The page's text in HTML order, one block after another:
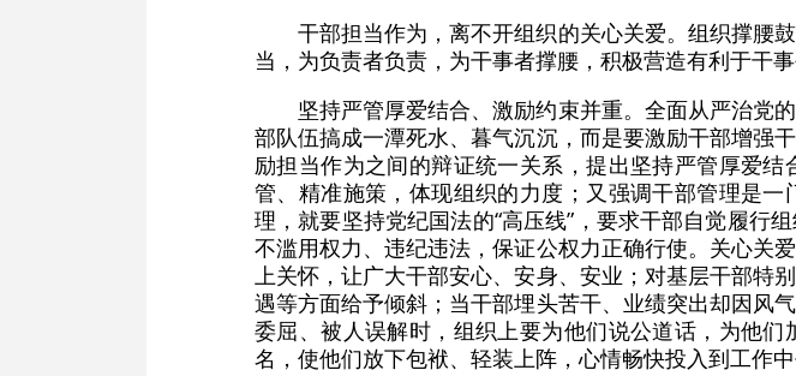
干部担当作为，离不开组织的关心关爱。组织撑腰
当，为负责者负责，为干事者撑腰，积极营造有利于干事
坚持严管厚爱结合、激励约束并重。全面从严治党
部队伍搞成一潭死水、暮气沉沉，而是要激励干部增强
励担当作为之间的辩证统一关系，提出坚持严管厚爱
管、精准施策，体现组织的力度；又强调干部管理是
理，就要坚持党纪国法的“高压线”，要求干部自觉履行
不滥用权力、违纪违法，保证公权力正确行使。关心关
上关怀，让广大干部安心、安身、安业；对基层干部特
遇等方面给予倾斜；当干部埋头苦干、业绩突出却因风
委屈、被人误解时，组织上要为他们说公道话，为他
名，使他们放下包袱、轻装上阵，心情畅快投入到工作中